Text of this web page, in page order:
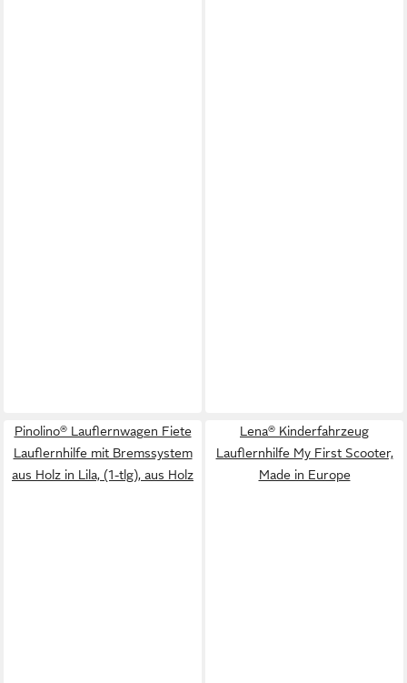
Pinolino® Lauflernwagen Fiete
Lauflernhilfe mit Bremssystem
aus Holz in Lila, (1-tlg), aus Holz
Lena® Kinderfahrzeug
Lauflernhilfe My First Scooter,
Made in Europe